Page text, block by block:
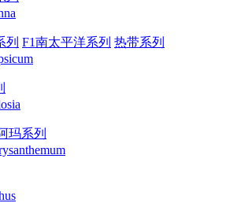
列 F1南太平洋系列 热带系列
玛系列